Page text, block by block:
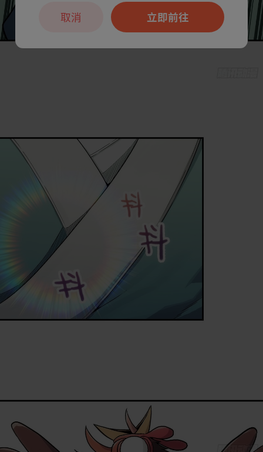
立即前往
取消